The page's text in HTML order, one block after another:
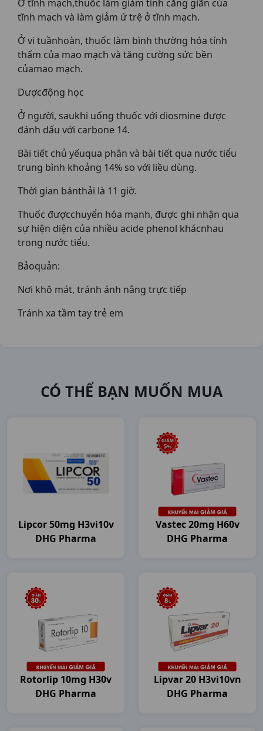
Ở tĩnh mạch,thuốc làm giảm tính căng giãn của
tĩnh mạch và làm giảm ứ trệ ở tĩnh mạch.
Ở vi tuầnhoàn, thuốc làm bình thường hóa tính
thấm của mao mạch và tăng cường sức bền
củamao mạch.
Dượcđộng học
Ở người, saukhi uống thuốc với diosmine được
đánh dấu với carbone 14.
Bài tiết chủ yếuqua phân và bài tiết qua nước tiểu
trung bình khoảng 14% so với liều dùng.
Thời gian bánthải là 11 giờ.
Thuốc đượcchuyển hóa mạnh, được ghi nhận qua
sự hiện diện của nhiều acide phenol khácnhau
trong nước tiểu.
Bảoquản:
Nơi khô mát, tránh ánh nắng trực tiếp
Tránh xa tầm tay trẻ em
CÓ THỂ BẠN MUỐN MUA
Lipcor 50mg H3vi10v
DHG Pharma
Vastec 20mg H60v
DHG Pharma
Rotorlip 10mg H30v
DHG Pharma
Lipvar 20 H3vi10vn
DHG Pharma